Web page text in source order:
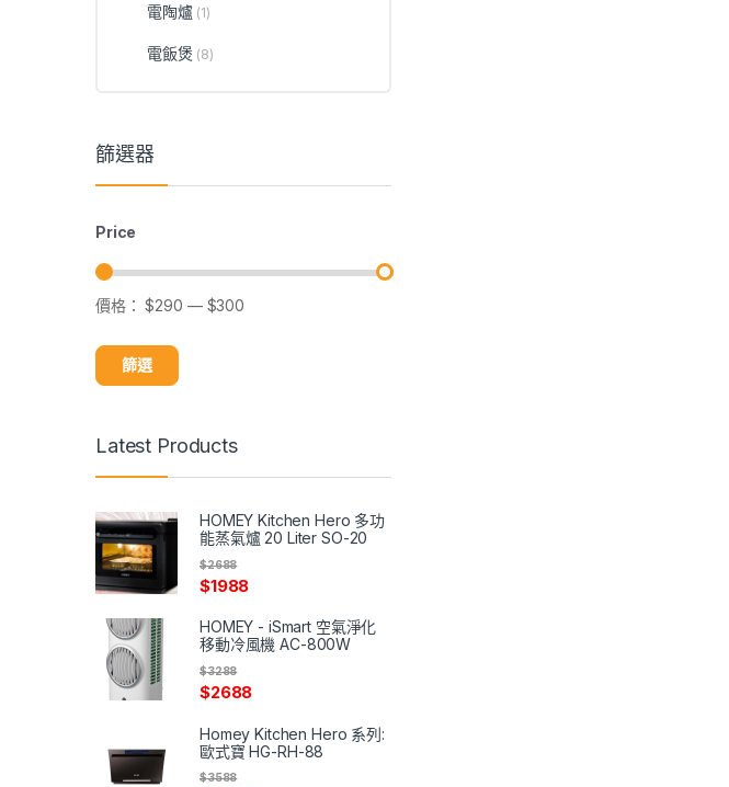
電陶爐 (1)
電飯煲 (8)
篩選器
Price
篩選
價格：$290 — $300
Latest Products
HOMEY Kitchen Hero 多功
能蒸氣爐 20 Liter SO-20
$1988
$2688
HOMEY - iSmart 空氣淨化
移動冷風機 AC-800W
$2688
$3288
Homey Kitchen Hero 系列:
歐式寶 HG-RH-88
$3588